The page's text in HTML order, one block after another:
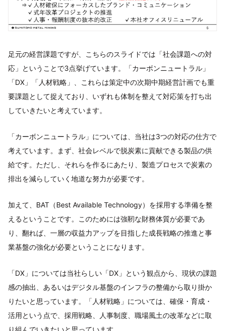
足元の経営課題ですが、こちらのスライドでは「社会課題への対
応」ということで3点挙げています。「カーボンニュートラル」
「DX」「人材戦略」、これらは策定中の次期中期経営計画でも重
要課題として捉えており、いずれも体制を整えて対応策を打ち出
していきたいと考えています。
「カーボンニュートラル」については、当社は3つの対応の仕方で
考えています。まず、社会レベルで脱炭素に貢献できる製品の供
給です。ただし、それらを作るにあたり、製造プロセスで炭素の
排出を減らしていく地道な努力が必要です。
加えて、BAT（Best Available Technology）を採用する準備を整
えるということです。このためには強靭な財務体質が必要であ
り、翻れば、一層の収益力アップを目指した成長戦略の推進と事
業基盤の強化が必要ということになります。
「DX」については当社らしい「DX」という観点から、現状の課題
感の抽出、あるいはデジタル基盤のインフラの整備から取り掛か
りたいと思っています。「人材戦略」については、確保・育成・
活用という点で、採用戦略、人事制度、職場風土の改革などに取
り組んでいきたいと思っています。